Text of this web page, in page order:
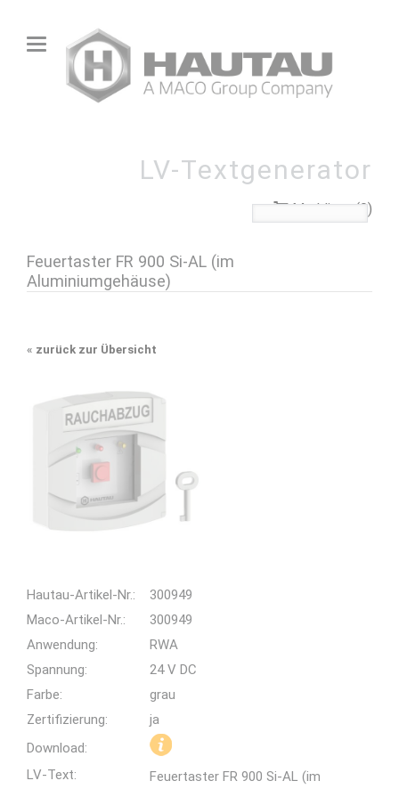
LV-Textgenerator
Merkliste (0)
Feuertaster FR 900 Si-AL (im
Aluminiumgehäuse)
« zurück zur Übersicht
Hautau-Artikel-Nr.:
300949
Maco-Artikel-Nr.:
300949
Anwendung:
RWA
Spannung:
24 V DC
Farbe:
grau
Zertifizierung:
ja
Download:
LV-Text:
Feuertaster FR 900 Si-AL (im